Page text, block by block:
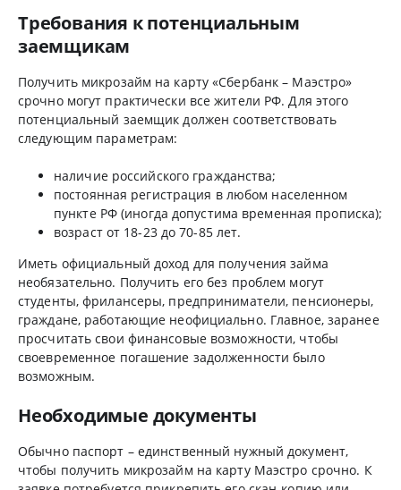
Требования к потенциальным
заемщикам
Получить микрозайм на карту «Сбербанк – Маэстро»
срочно могут практически все жители РФ. Для этого
потенциальный заемщик должен соответствовать
следующим параметрам:
наличие российского гражданства;
постоянная регистрация в любом населенном
пункте РФ (иногда допустима временная прописка);
возраст от 18-23 до 70-85 лет.
Иметь официальный доход для получения займа
необязательно. Получить его без проблем могут
студенты, фрилансеры, предприниматели, пенсионеры,
граждане, работающие неофициально. Главное, заранее
просчитать свои финансовые возможности, чтобы
своевременное погашение задолженности было
возможным.
Необходимые документы
Обычно паспорт – единственный нужный документ,
чтобы получить микрозайм на карту Маэстро срочно. К